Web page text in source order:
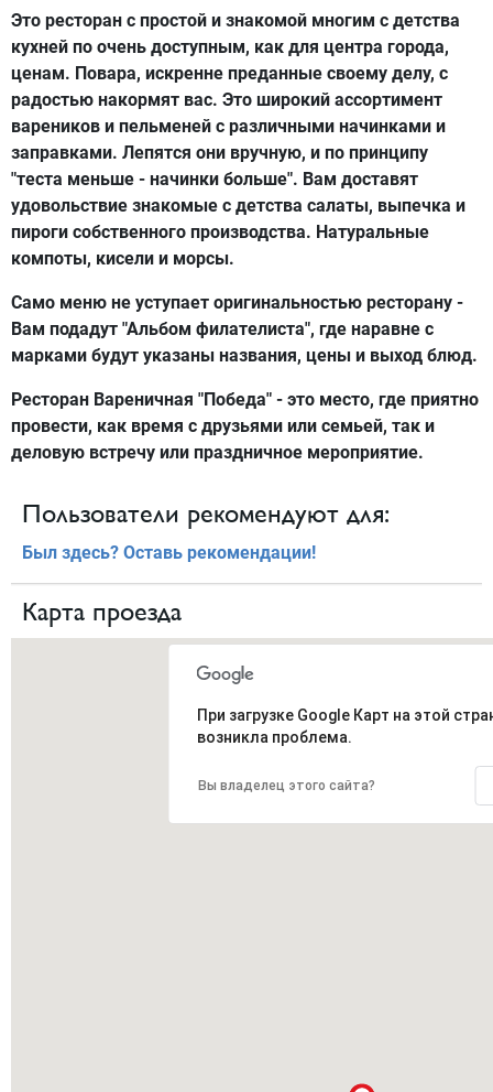
Это ресторан с простой и знакомой многим с детства
кухней по очень доступным, как для центра города,
ценам. Повара, искренне преданные своему делу, с
радостью накормят вас. Это широкий ассортимент
вареников и пельменей с различными начинками и
заправками. Лепятся они вручную, и по принципу
"теста меньше - начинки больше". Вам доставят
удовольствие знакомые с детства салаты, выпечка и
пироги собственного производства. Натуральные
компоты, кисели и морсы.
Само меню не уступает оригинальностью ресторану -
Вам подадут "Альбом филателиста", где наравне с
марками будут указаны названия, цены и выход блюд.
Ресторан Вареничная "Победа" - это место, где приятно
провести, как время с друзьями или семьей, так и
деловую встречу или праздничное мероприятие.
Пользователи рекомендуют для:
Был здесь? Оставь рекомендации!
Карта проезда
При загрузке Google Карт на этой
возникла проблема.
Вы владелец этого сайта?